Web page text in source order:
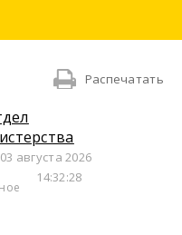
Распечатать
августа 2026
14:32:28